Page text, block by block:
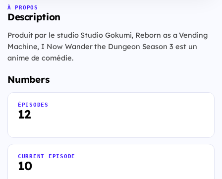
À PROPOS
Description
Produit par le studio Studio Gokumi, Reborn as a Vending
Machine, I Now Wander the Dungeon Season 3 est un
anime de comédie.
Numbers
12
ÉPISODES
10
CURRENT EPISODE